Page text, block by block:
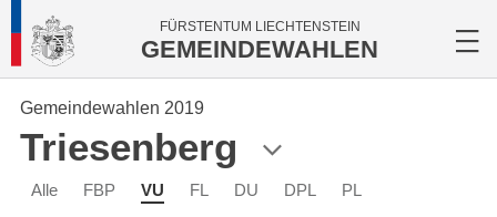
FÜRSTENTUM LIECHTENSTEIN
GEMEINDEWAHLEN
Gemeindewahlen 2019
Triesenberg
Alle FBP VU FL DU DPL PL